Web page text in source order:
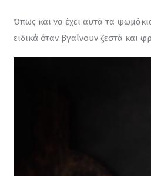
Όπως και να έχει αυτά τα
ειδικά όταν βγαίνουν ζεστά και